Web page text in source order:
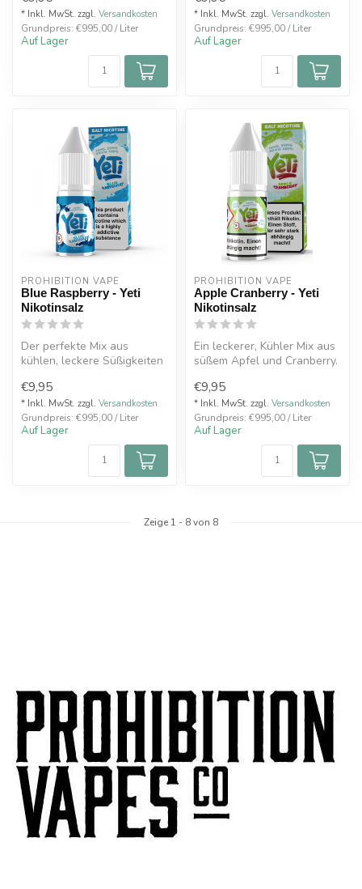
* Inkl. MwSt. zzgl. Versandkosten
Grundpreis: €995,00 / Liter
Auf Lager
* Inkl. MwSt. zzgl. Versandkosten
Grundpreis: €995,00 / Liter
Auf Lager
PROHIBITION VAPE
Blue Raspberry - Yeti
Nikotinsalz
Der perfekte Mix aus
kühlen, leckere Süßigkeiten
Himbeeren!
€9,95
* Inkl. MwSt. zzgl. Versandkosten
Grundpreis: €995,00 / Liter
Auf Lager
PROHIBITION VAPE
Apple Cranberry - Yeti
Nikotinsalz
Ein leckerer, Kühler Mix aus
süßem Apfel und Cranberry.
€9,95
* Inkl. MwSt. zzgl. Versandkosten
Grundpreis: €995,00 / Liter
Auf Lager
Zeige 1 - 8von 8